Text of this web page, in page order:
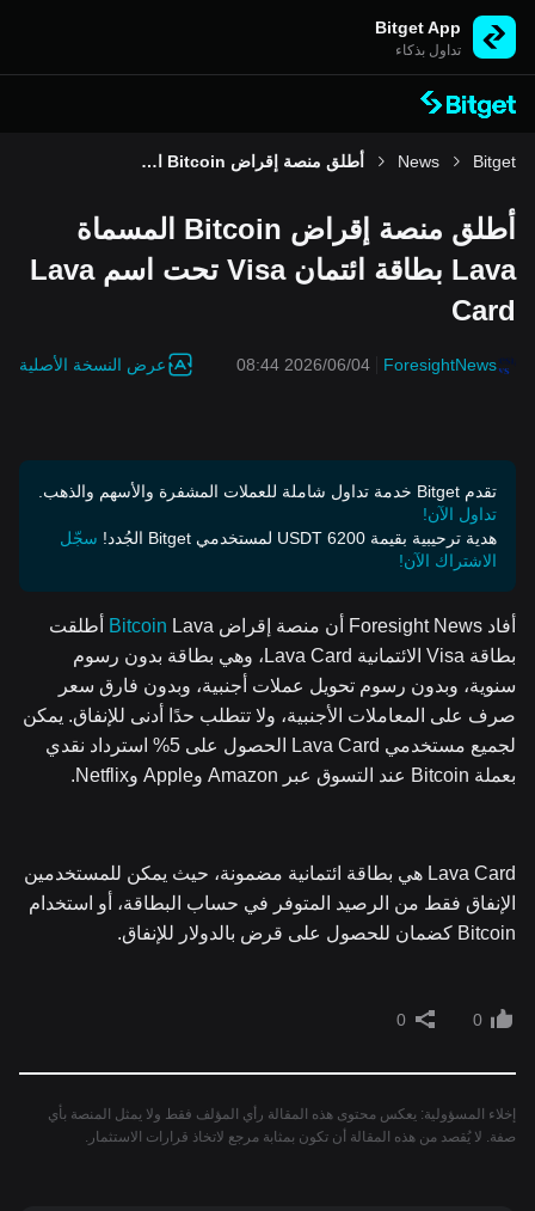
Bitget App
تداول بذكاء
Bitget
News أطلق منصة إقراض Bitcoin المسماة Lava بطاقة ائتمان Visa تحت اسم Lava Card
أطلق منصة إقراض Bitcoin المسماة
Lava بطاقة ائتمان Visa تحت اسم Lava
Card
ForesightNews
2026/06/04 08:44 عرض النسخة الأصلية
تقدم Bitget خدمة تداول شاملة للعملات المشفرة والأسهم والذهب.
تداول الآن!
هدية ترحيبية بقيمة 6200 USDT لمستخدمي Bitget الجُدد!
سجّل
الاشتراك الآن!
أفاد Foresight News أن منصة إقراض Bitcoin
Lava أطلقت
بطاقة Visa الائتمانية Lava Card، وهي بطاقة بدون رسوم
سنوية، وبدون رسوم تحويل عملات أجنبية، وبدون فارق سعر
صرف على المعاملات الأجنبية، ولا تتطلب حدًا أدنى للإنفاق. يمكن
لجميع مستخدمي Lava Card الحصول على 5% استرداد نقدي
بعملة Bitcoin عند التسوق عبر Amazon وApple وNetflix.
Lava Card هي بطاقة ائتمانية مضمونة، حيث يمكن للمستخدمين
الإنفاق فقط من الرصيد المتوفر في حساب البطاقة، أو استخدام
Bitcoin كضمان للحصول على قرض بالدولار للإنفاق.
0
0
إخلاء المسؤولية: يعكس محتوى هذه المقالة رأي المؤلف فقط ولا يمثل المنصة بأي
صفة. لا يُقصد من هذه المقالة أن تكون بمثابة مرجع لاتخاذ قرارات الاستثمار.